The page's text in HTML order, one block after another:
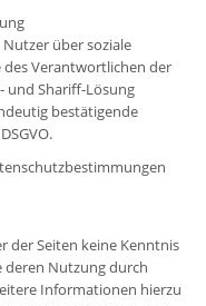
über soziale
Verantwortlichen der
und Shariff-Lösung
bestätigende
der Seiten keine Kenntnis
Nutzung durch
Informationen hierzu